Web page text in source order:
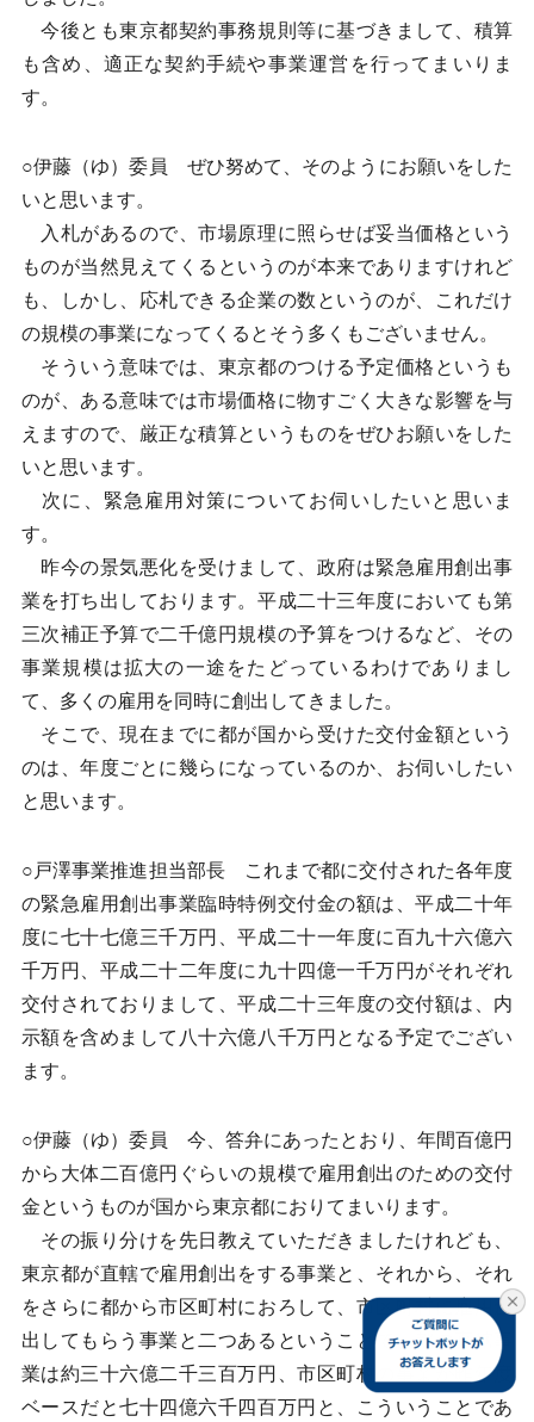
今後とも東京都契約事務規則等に基づきまして、積算
も含め、適正な契約手続や事業運営を行ってまいりま
す。
○伊藤（ゆ）委員 ぜひ努めて、そのようにお願いをした
いと思います。
入札があるので、市場原理に照らせば妥当価格という
ものが当然見えてくるというのが本来でありますけれど
も、しかし、応札できる企業の数というのが、これだけ
の規模の事業になってくるとそう多くもございません。
そういう意味では、東京都のつける予定価格というも
のが、ある意味では市場価格に物すごく大きな影響を与
えますので、厳正な積算というものをぜひお願いをした
いと思います。
次に、緊急雇用対策についてお伺いしたいと思いま
す。
昨今の景気悪化を受けまして、政府は緊急雇用創出事
業を打ち出しております。平成二十三年度においても第
三次補正予算で二千億円規模の予算をつけるなど、その
事業規模は拡大の一途をたどっているわけでありまし
て、多くの雇用を同時に創出してきました。
そこで、現在までに都が国から受けた交付金額という
のは、年度ごとに幾らになっているのか、お伺いしたい
と思います。
○戸澤事業推進担当部長 これまで都に交付された各年度
の緊急雇用創出事業臨時特例交付金の額は、平成二十年
度に七十七億三千万円、平成二十一年度に百九十六億六
千万円、平成二十二年度に九十四億一千万円がそれぞれ
交付されておりまして、平成二十三年度の交付額は、内
示額を含めまして八十六億八千万円となる予定でござい
ます。
○伊藤（ゆ）委員 今、答弁にあったとおり、年間百億円
から大体二百億円ぐらいの規模で雇用創出のための交付
金というものが国から東京都におりてまいります。
その振り分けを先日教えていただきましたけれども、
東京都が直轄で雇用創出をする事業と、それから、それ
をさらに都から市区町村におろして、市区町村に雇用創
出してもらう事業と二つあるということで、都の直轄事
業は約三十六億二千三百万円、市区町村の事業が昨年度
ベースだと七十四億六千四百万円と、こういうことであ